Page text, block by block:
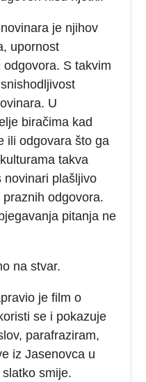
je njihov
upornost
S takvim
U
biračima kad
ili odgovara što ga
takva
novinari plašljivo
odgovora.
pitanja ne
na stvar.
je film o
se i pokazuje
parafraziram,
iz Jasenovca u
smije.